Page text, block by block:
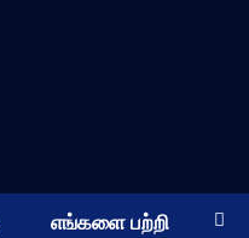
எங்களை பற்றி